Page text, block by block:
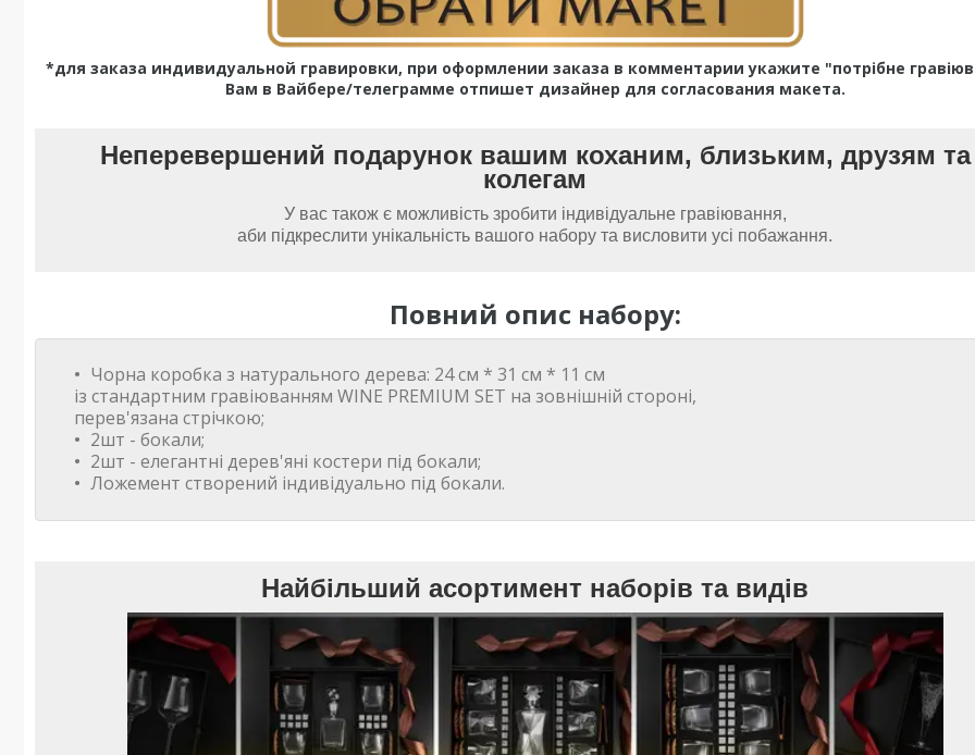
*для заказа индивидуальной гравировки, при оформлении заказа в комментарии укажите "потрібне
Вам в Вайбере/телеграмме отпишет дизайнер для согласования макета.
Неперевершений подарунок вашим коханим, близьким, друзям та
колегам
У вас також є можливість зробити індивідуальне гравіювання,
аби підкреслити унікальність вашого набору та висловити усі побажання.
Повний опис набору:
Чорна коробка з натурального дерева: 24 см * 31 см * 11 см
із стандартним гравіюванням WINE PREMIUM SET на зовнішній стороні,
перев'язана стрічкою;
2шт - бокали;
2шт - елегантні дерев'яні костери під бокали;
Ложемент створений індивідуально під бокали.
Найбільший асортимент наборів та видів